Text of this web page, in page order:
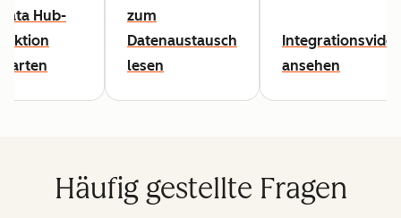
Hub-
zum
Datenaustausch
lesen
ansehen
Häufig gestellte Fragen